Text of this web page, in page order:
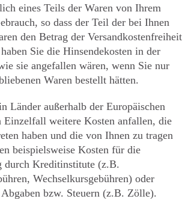
eines Teils der Waren von Ihrem
so dass der Teil der bei Ihnen
den Betrag der Versandkostenfreiheit
Sie die Hinsendekosten in der
sie angefallen wären, wenn Sie nur
Waren bestellt hätten.
Länder außerhalb der Europäischen
Einzelfall weitere Kosten anfallen, die
haben und die von Ihnen zu tragen
beispielsweise Kosten für die
durch Kreditinstitute (z.B.
Wechselkursgebühren) oder
bzw. Steuern (z.B. Zölle).